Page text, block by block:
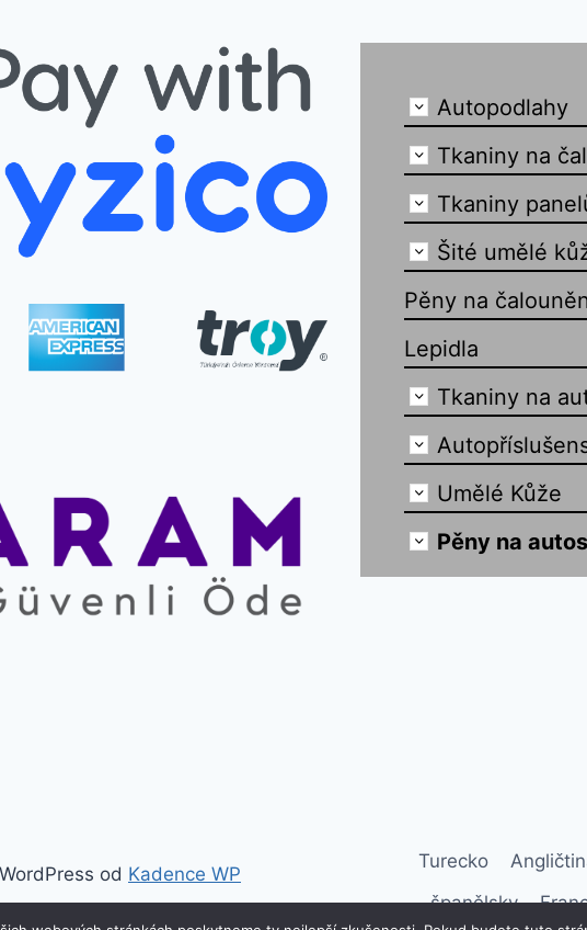
Autopodlahy
Tkaniny na
Tkaniny
Šité umělé
Pěny na
Lepidla
Tkaniny na
Umělé Kůže
Pěny na
od Kadence WP
Turecko
španělsky